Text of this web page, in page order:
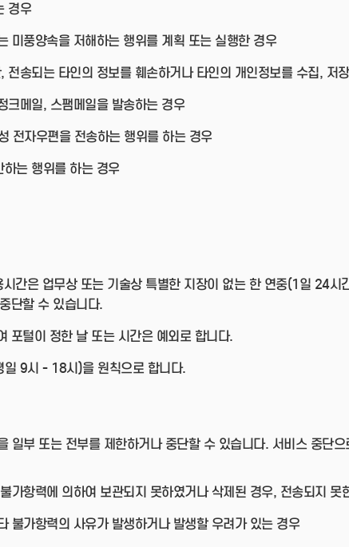
경우
미풍양속을 저해하는 행위를 계획 또는 실행한 경우
송되는 타인의 정보를 훼손하거나 타인의 개인정보를 수집, 저
크메일, 스팸메일을 발송하는 경우
전자우편을 전송하는 행위를 하는 경우
는 행위를 하는 경우
간은 업무상 또는 기술상 특별한 지장이 없는 한 연중(1일 24시
단할 수 있습니다.
포털이 정한 날 또는 시간은 예외로 합니다.
일 9시 - 18시)을 원칙으로 합니다.
일부 또는 전부를 제한하거나 중단할 수 있습니다. 서비스 중단
가항력에 의하여 보관되지 못하였거나 삭제된 경우, 전송되지
불가항력의 사유가 발생하거나 발생할 우려가 있는 경우